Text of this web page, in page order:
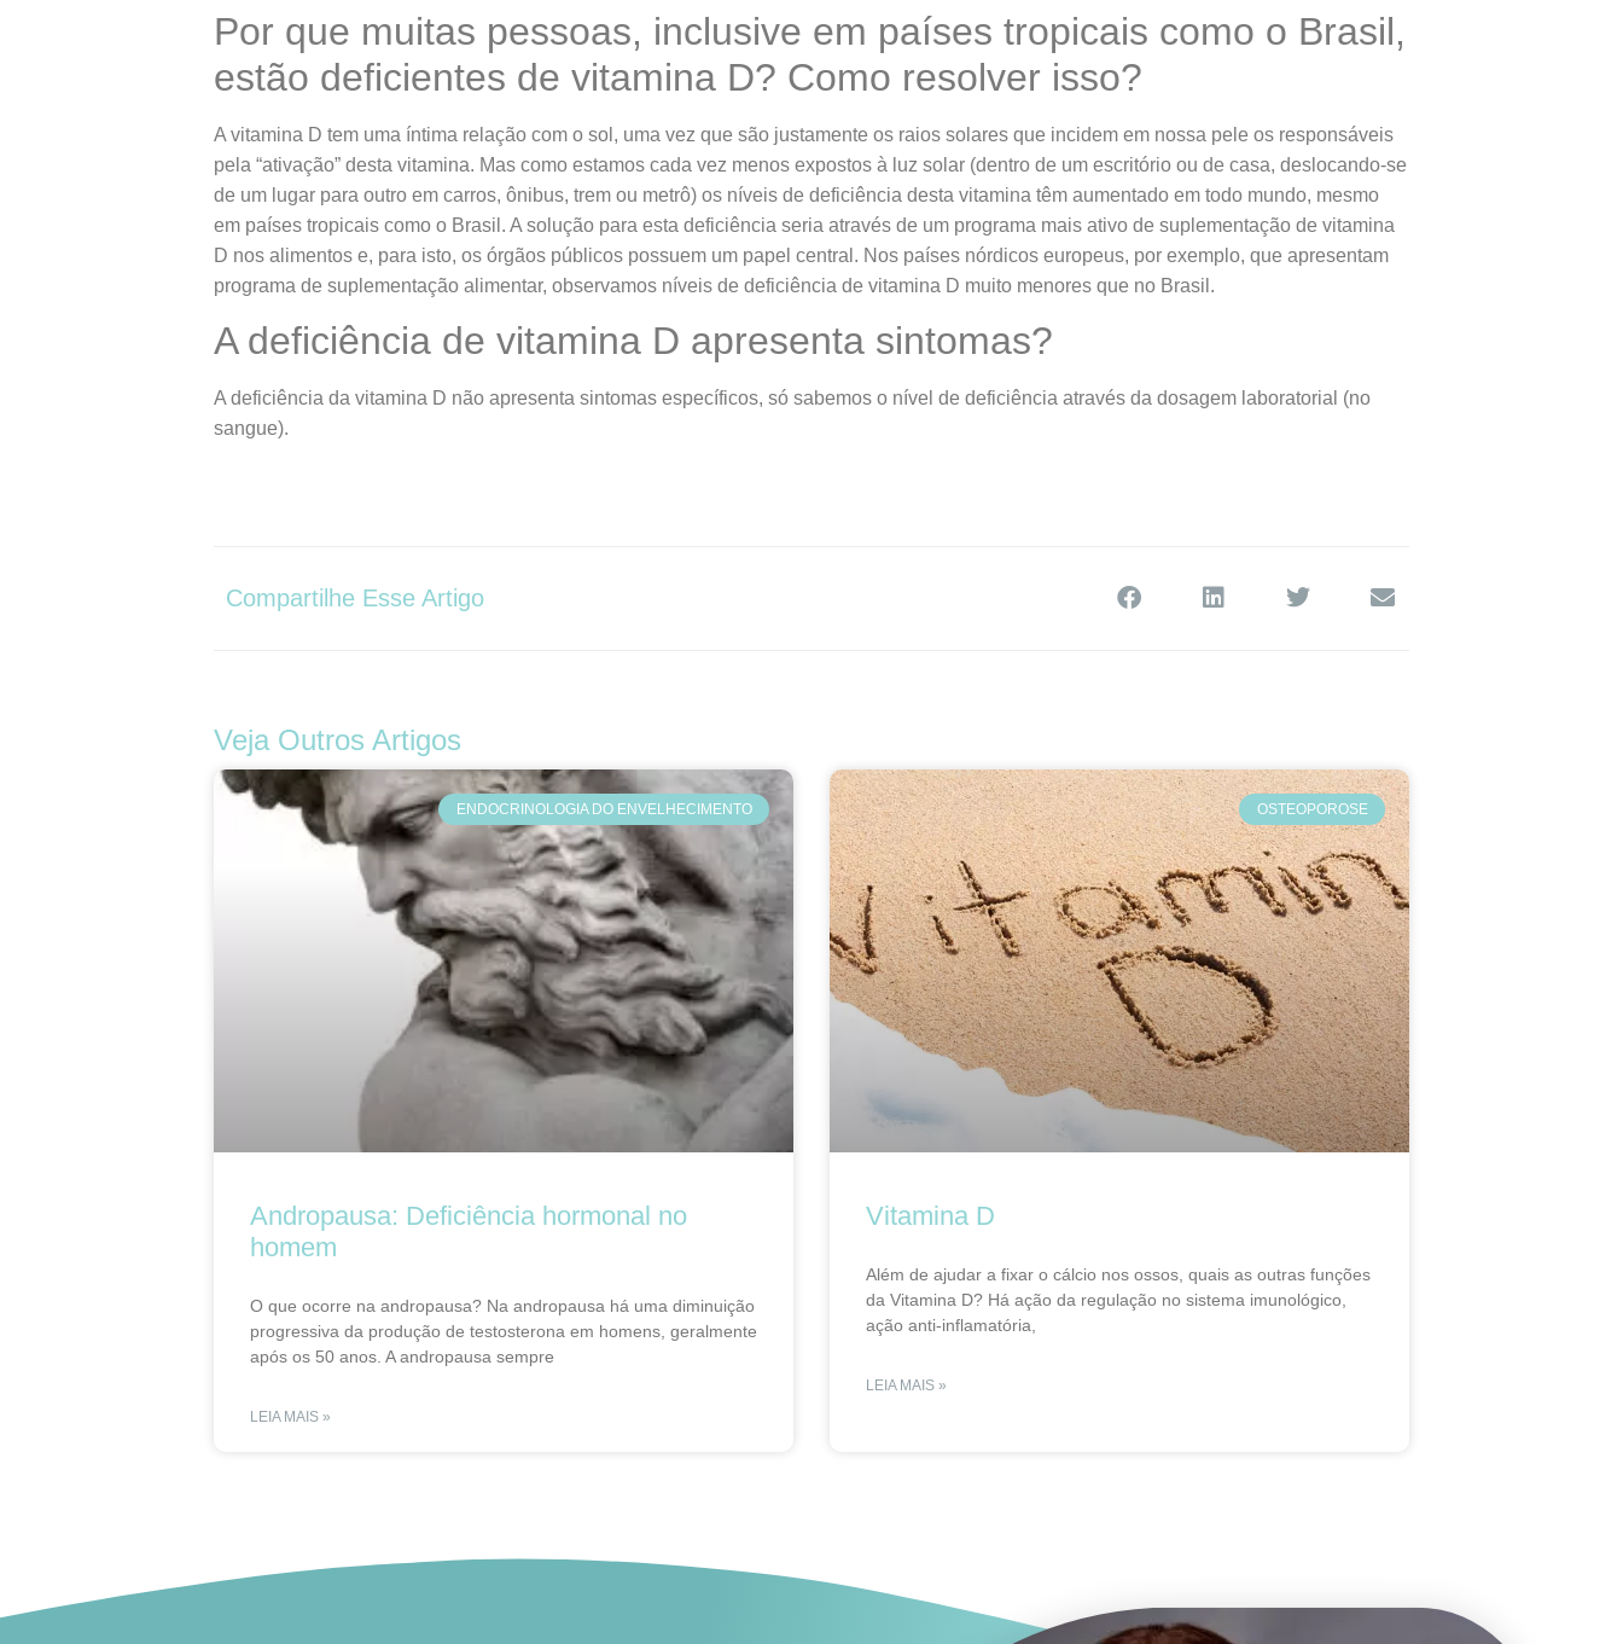
Por que muitas pessoas, inclusive em países tropicais como o Brasil,
estão deficientes de vitamina D? Como resolver isso?
A vitamina D tem uma íntima relação com o sol, uma vez que são justamente os raios solares que incidem em nossa pele os responsáveis
pela “ativação” desta vitamina. Mas como estamos cada vez menos expostos à luz solar (dentro de um escritório ou de casa, deslocando-se
de um lugar para outro em carros, ônibus, trem ou metrô) os níveis de deficiência desta vitamina têm aumentado em todo mundo, mesmo
em países tropicais como o Brasil. A solução para esta deficiência seria através de um programa mais ativo de suplementação de vitamina
D nos alimentos e, para isto, os órgãos públicos possuem um papel central. Nos países nórdicos europeus, por exemplo, que apresentam
programa de suplementação alimentar, observamos níveis de deficiência de vitamina D muito menores que no Brasil.
A deficiência de vitamina D apresenta sintomas?
A deficiência da vitamina D não apresenta sintomas específicos, só sabemos o nível de deficiência através da dosagem laboratorial (no
sangue).
Compartilhe Esse Artigo
Veja Outros Artigos
ENDOCRINOLOGIA DO ENVELHECIMENTO
Andropausa: Deficiência hormonal no
homem
O que ocorre na andropausa? Na andropausa há uma diminuição
progressiva da produção de testosterona em homens, geralmente
após os 50 anos. A andropausa sempre
LEIA MAIS »
OSTEOPOROSE
Vitamina D
Além de ajudar a fixar o cálcio nos ossos, quais as outras funções
da Vitamina D? Há ação da regulação no sistema imunológico,
ação anti-inflamatória,
LEIA MAIS »